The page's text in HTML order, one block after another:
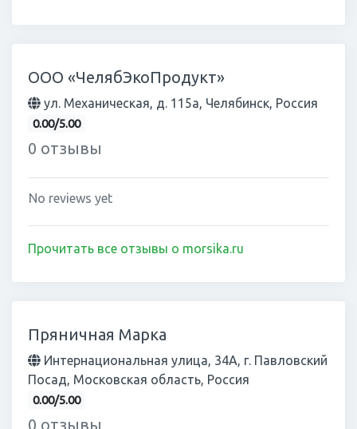
ООО «ЧелябЭкоПродукт»
ул. Механическая, д. 115а, Челябинск, Россия
0.00/5.00
0 отзывы
No reviews yet
Прочитать все отзывы о morsika.ru
Пряничная Марка
Интернациональная улица, 34А, г. Павловский
Посад, Московская область, Россия
0.00/5.00
0 отзывы